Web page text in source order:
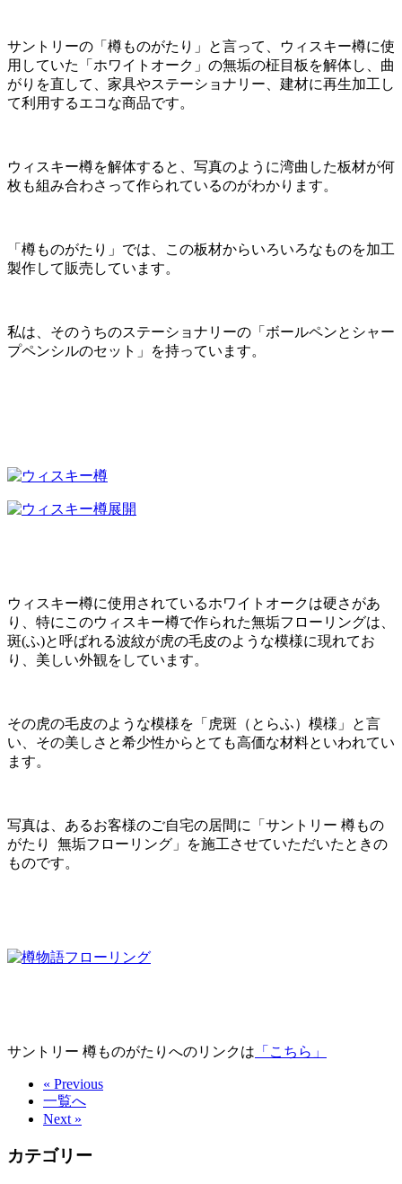
サントリーの「樽ものがたり」と言って、ウィスキー樽に使
用していた「ホワイトオーク」の無垢の柾目板を解体し、曲
がりを直して、家具やステーショナリー、建材に再生加工し
て利用するエコな商品です。
ウィスキー樽を解体すると、写真のように湾曲した板材が何
枚も組み合わさって作られているのがわかります。
「樽ものがたり」では、この板材からいろいろなものを加工
製作して販売しています。
私は、そのうちのステーショナリーの「ボールペンとシャー
プペンシルのセット」を持っています。
ウィスキー樽に使用されているホワイトオークは硬さがあ
り、特にこのウィスキー樽で作られた無垢フローリングは、
斑(ふ)と呼ばれる波紋が虎の毛皮のような模様に現れてお
り、美しい外観をしています。
その虎の毛皮のような模様を「虎斑（とらふ）模様」と言
い、その美しさと希少性からとても高価な材料といわれてい
ます。
写真は、あるお客様のご自宅の居間に「サントリー 樽もの
がたり 無垢フローリング」を施工させていただいたときの
ものです。
サントリー 樽ものがたりへのリンクは 「こちら」
« Previous
一覧へ
Next »
カテゴリー